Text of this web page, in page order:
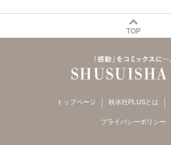
TOP
トップページ 秋水社PLUSとは
プライバシーポリシー